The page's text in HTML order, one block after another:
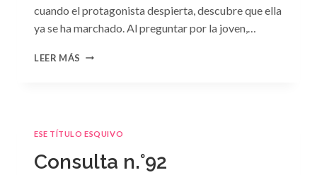
cuando el protagonista despierta, descubre que ella
ya se ha marchado. Al preguntar por la joven,…
LEER MÁS CONSULTA
MAGNATE
GRIEGO»
DE
ESE TÍTULO ESQUIVO
Consulta n.°92